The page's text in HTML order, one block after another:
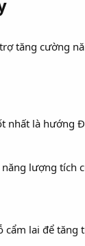
tăng cường
là hướng
lượng tích
lai để